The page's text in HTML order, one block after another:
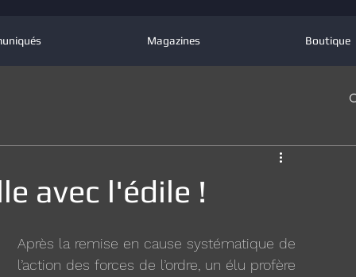
Magazines Boutique
avec l'édile !
Après la remise en cause systématique de
l’action des forces de l’ordre, un élu profère